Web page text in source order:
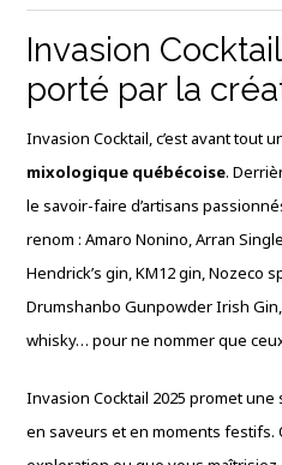
Invasion
porté par la
Invasion Cocktail, c’est avant tout
mixologique québécoise.
le savoir-faire d’artisans
renom : Amaro Nonino, Arran
Hendrick’s gin, KM12 gin, Nozeco
Drumshanbo Gunpowder Irish
whisky… pour ne nommer que
Invasion Cocktail 2025 promet
en saveurs et en moments festifs.